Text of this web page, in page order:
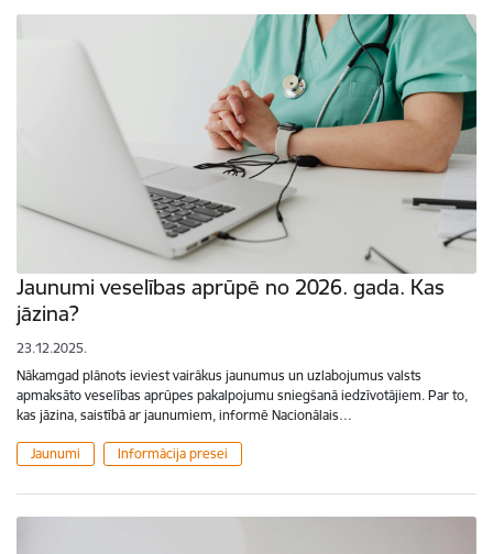
Jaunumi veselības aprūpē no 2026. gada. Kas
jāzina?
23.12.2025.
Nākamgad plānots ieviest vairākus jaunumus un uzlabojumus valsts
apmaksāto veselības aprūpes pakalpojumu sniegšanā iedzīvotājiem. Par to,
kas jāzina, saistībā ar jaunumiem, informē Nacionālais…
Jaunumi Informācija presei